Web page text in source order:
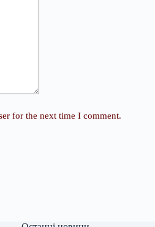
for the next time I comment.